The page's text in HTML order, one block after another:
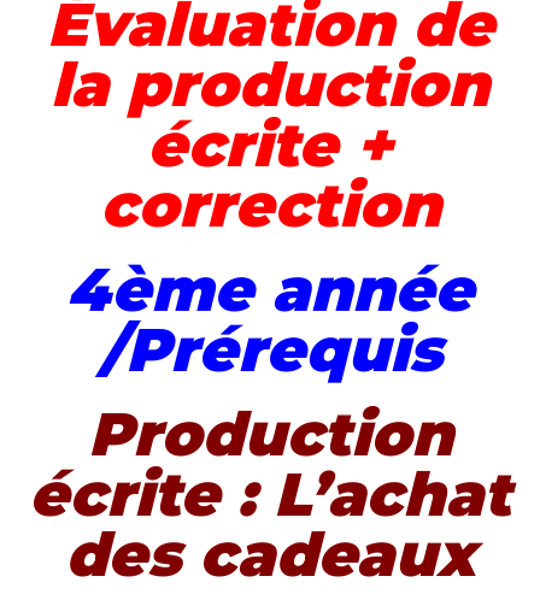
Évaluation de
la production
écrite +
correction
4ème année
/Prérequis
Production
écrite : L’achat
des cadeaux